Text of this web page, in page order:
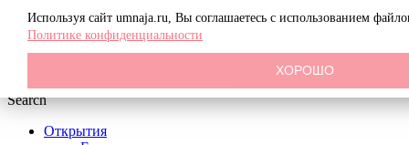
Menu
Search
Открытия
Используя сайт umnaja.ru, Вы соглашаетесь с использованием
Политике конфиденциальности
ХОРОШО